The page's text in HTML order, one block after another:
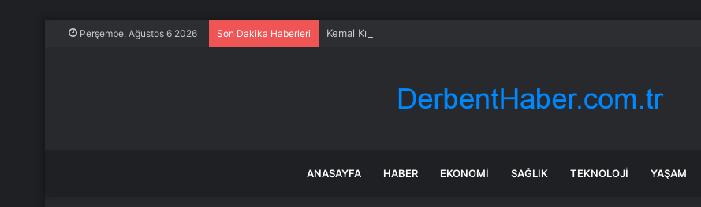
Perşembe, Ağustos 6 2026 Son Dakika Haberleri Kemal Kılıçdaroğlu, Suruç Katliamı’nın 11’inci Yılında Hayatını Kaybedenleri Andı
ANASAYFA HABER EKONOMI SAĞLIK TEKNOLOJI YAŞAM